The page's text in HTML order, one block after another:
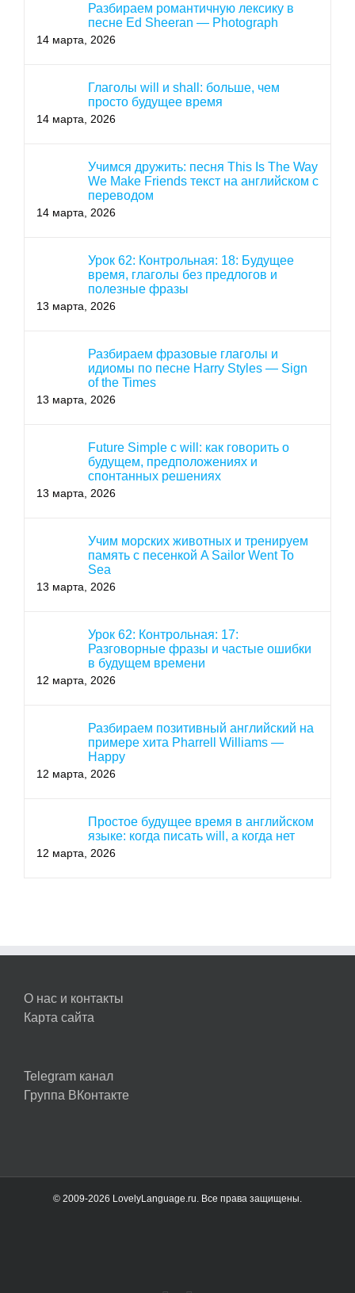
Разбираем романтичную лексику в
песне Ed Sheeran — Photograph
14 марта, 2026
Глаголы will и shall: больше, чем
просто будущее время
14 марта, 2026
Учимся дружить: песня This Is The Way
We Make Friends текст на английском с
переводом
14 марта, 2026
Урок 62: Контрольная: 18: Будущее
время, глаголы без предлогов и
полезные фразы
13 марта, 2026
Разбираем фразовые глаголы и
идиомы по песне Harry Styles — Sign
of the Times
13 марта, 2026
Future Simple с will: как говорить о
будущем, предположениях и
спонтанных решениях
13 марта, 2026
Учим морских животных и тренируем
память с песенкой A Sailor Went To
Sea
13 марта, 2026
Урок 62: Контрольная: 17:
Разговорные фразы и частые ошибки
в будущем времени
12 марта, 2026
Разбираем позитивный английский на
примере хита Pharrell Williams —
Happy
12 марта, 2026
Простое будущее время в английском
языке: когда писать will, а когда нет
12 марта, 2026
О нас и контакты
Карта сайта
Telegram канал
Группа ВКонтакте
© 2009-2026 LovelyLanguage.ru. Все права защищены.